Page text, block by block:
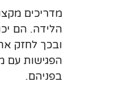
מדריכים
הלידה. הם
ובכך לחזק
הפגישות עם
בפניהם.